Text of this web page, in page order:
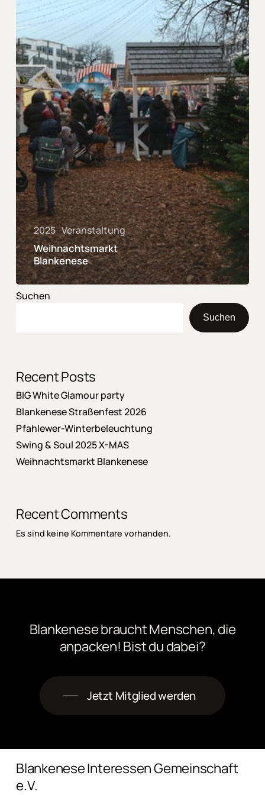
2025 Veranstaltung
Weihnachtsmarkt
Blankenese
Suchen
Suchen
Recent Posts
BIG White Glamour party
Blankenese Straßenfest 2026
Pfahlewer-Winterbeleuchtung
Swing & Soul 2025 X-MAS
Weihnachtsmarkt Blankenese
Recent Comments
Es sind keine Kommentare vorhanden.
BlankenesebrauchtMenschen,die
anpacken! Bistdudabei?
Jetzt Mitglied werden
Blankenese Interessen Gemeinschaft
e.V.